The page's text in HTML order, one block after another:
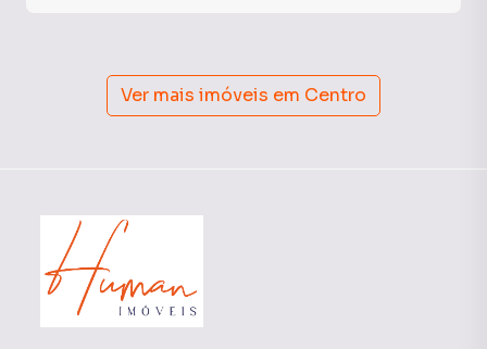
Ver mais imóveis em Centro